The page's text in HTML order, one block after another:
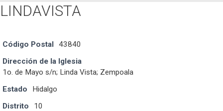
LINDAVISTA
Código Postal 43840
Dirección de la Iglesia
1o. de Mayo s/n; Linda Vista; Zempoala
Estado
Hidalgo
Distrito
10